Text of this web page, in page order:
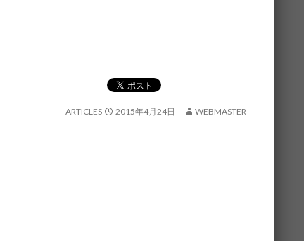
ARTICLES 2015年4月24日 WEBMASTER